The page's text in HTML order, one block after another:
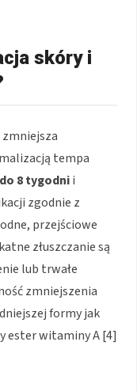
skóry i
tempa
8 tygodnii
zgodnie z
przejściowe
złuszczanie są
lub trwałe
zmniejszenia
formy jak
ester witaminy A [4]